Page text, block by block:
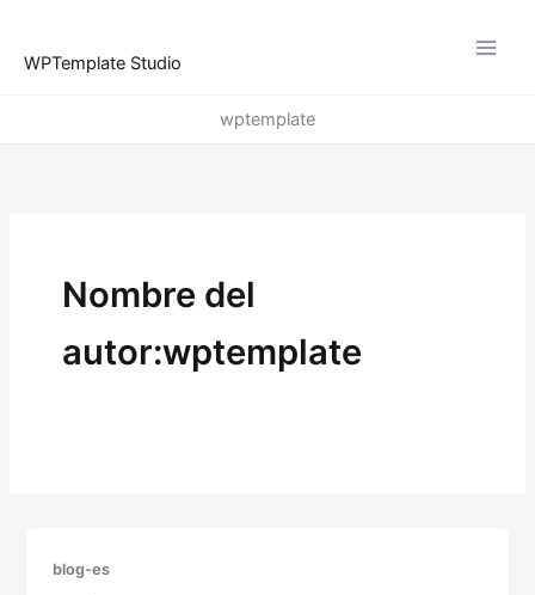
contenido
WPTemplate Studio
wptemplate
Nombre del
autor:wptemplate
blog-es